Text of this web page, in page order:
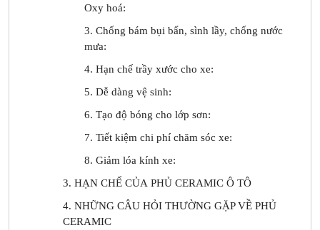
Oxy hoá:
3. Chống bám bụi bẩn, sình lầy, chống nước
mưa:
4. Hạn chế trầy xước cho xe:
5. Dễ dàng vệ sinh:
6. Tạo độ bóng cho lớp sơn:
7. Tiết kiệm chi phí chăm sóc xe:
8. Giảm lóa kính xe:
3. HẠN CHẾ CỦA PHỦ CERAMIC Ô TÔ
4. NHỮNG CÂU HỎI THƯỜNG GẶP VỀ PHỦ
CERAMIC